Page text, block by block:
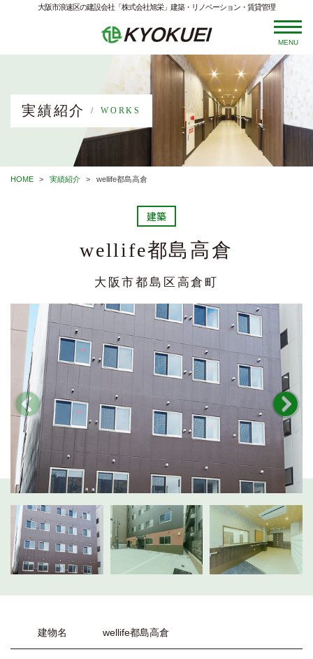
大阪市浪速区の建設会社「株式会社旭栄」建築・リノベーション・賃貸管理
MENU
実績紹介 WORKS
HOME 実績紹介 wellife都島高倉
建築
wellife都島高倉
大阪市都島区高倉町
建物名 wellife都島高倉